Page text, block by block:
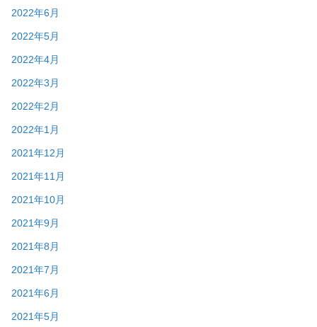
2022年6月
2022年5月
2022年4月
2022年3月
2022年2月
2022年1月
2021年12月
2021年11月
2021年10月
2021年9月
2021年8月
2021年7月
2021年6月
2021年5月